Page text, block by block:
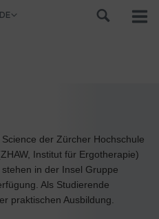
DE
der Zürcher Hochschule
Institut für Ergotherapie)
in der Insel Gruppe
Als Studierende
praktischen Ausbildung.